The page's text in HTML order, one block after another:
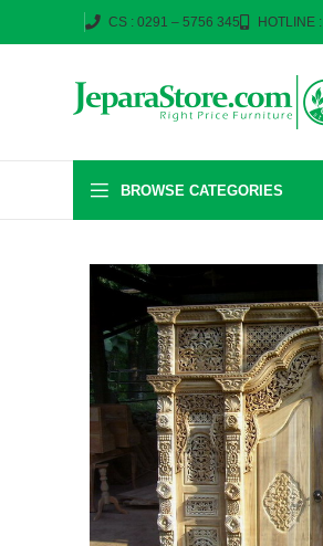
CS : 0291 – 5756 345 HOTLINE
BROWSE CATEGORIES